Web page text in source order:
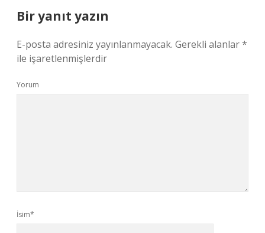
Bir yanıt yazın
E-posta adresiniz yayınlanmayacak. Gerekli alanlar*
ile işaretlenmişlerdir
Yorum
İsim*